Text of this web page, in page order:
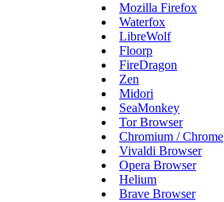
Mozilla Firefox
Waterfox
LibreWolf
Floorp
FireDragon
Zen
Midori
SeaMonkey
Tor Browser
Chromium / Chrome
Vivaldi Browser
Opera Browser
Helium
Brave Browser